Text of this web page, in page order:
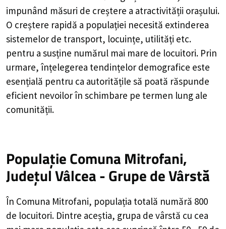
impunând măsuri de creștere a atractivității orașului.
O creștere rapidă a populației necesită extinderea
sistemelor de transport, locuințe, utilități etc.
pentru a susține numărul mai mare de locuitori. Prin
urmare, înțelegerea tendințelor demografice este
esențială pentru ca autoritățile să poată răspunde
eficient nevoilor în schimbare pe termen lung ale
comunității.
Populație Comuna Mitrofani,
Județul Vâlcea - Grupe de Vârstă
În Comuna Mitrofani, populația totală numără 800
de locuitori. Dintre aceștia, grupa de vârstă cu cea